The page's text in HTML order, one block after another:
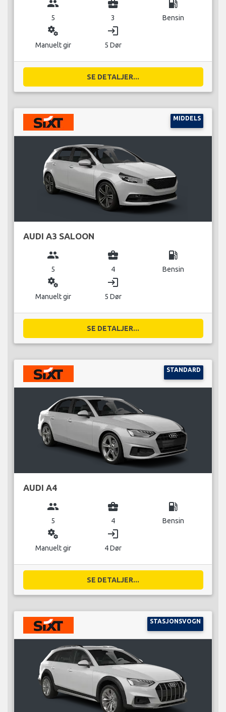
group
5
business_center
3
local_gas_station
Bensin
miscellaneous_services
Manuelt gir
login
5 Dør
SE DETALJER...
MIDDELS
AUDI A3 SALOON
group
5
business_center
4
local_gas_station
Bensin
miscellaneous_services
Manuelt gir
login
5 Dør
SE DETALJER...
STANDARD
AUDI A4
group
5
business_center
4
local_gas_station
Bensin
miscellaneous_services
Manuelt gir
login
4 Dør
SE DETALJER...
STASJONSVOGN